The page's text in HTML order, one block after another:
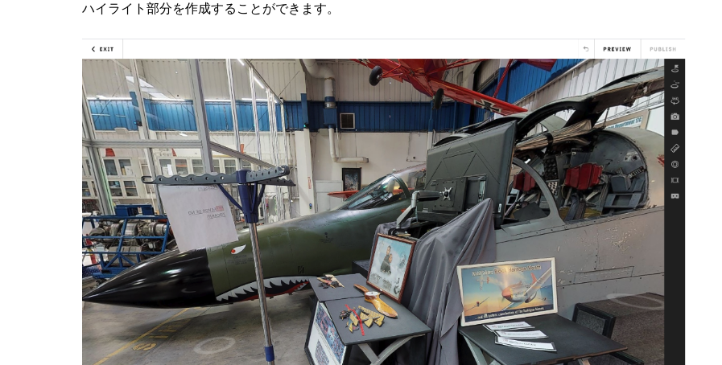
ハイライト部分を作成することができます。